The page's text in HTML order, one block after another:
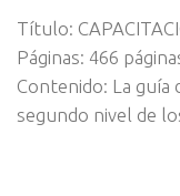
Título:
Páginas: 466
Contenido: La guía
segundo nivel de